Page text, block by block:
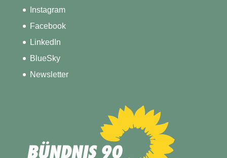
Instagram
Facebook
LinkedIn
BlueSky
Newsletter